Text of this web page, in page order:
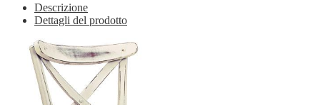
Descrizione
Dettagli del prodotto